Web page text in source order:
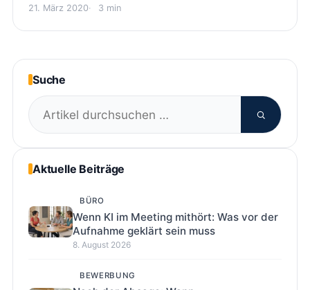
21. März 2020 3 min
Suche
Suchen
nach:
Aktuelle Beiträge
BÜRO
Wenn KI im Meeting mithört: Was vor der
Aufnahme geklärt sein muss
8. August 2026
BEWERBUNG